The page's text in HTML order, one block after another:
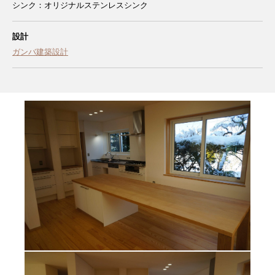
シンク：オリジナルステンレスシンク
設計
ガンバ建築設計